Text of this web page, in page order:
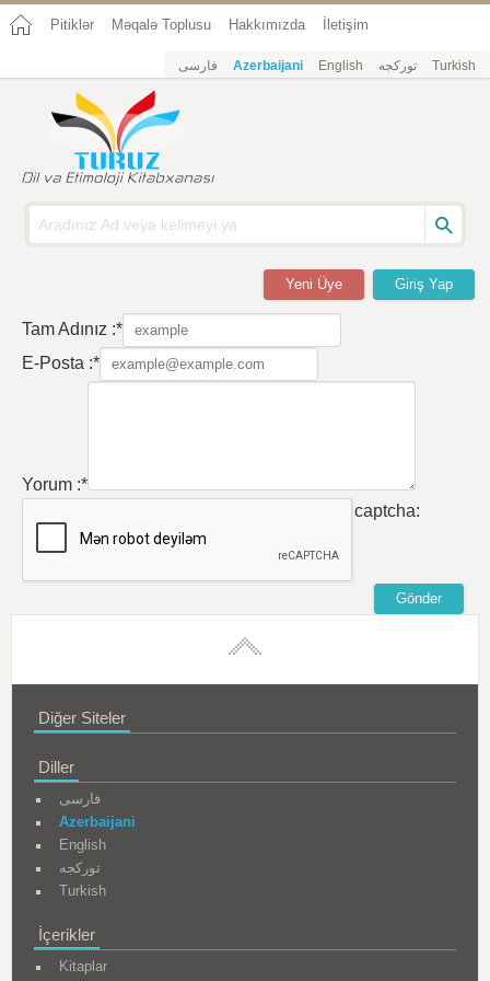
Pitiklər Məqalə Toplusu Hakkımızda İletişim
فارسی Azerbaijani English تورکجه Turkish
Giriş Yap
Yeni Üye
Tam Adınız :*
E-Posta :*
Yorum :*
captcha:
Diğer Siteler
Diller
فارسی
Azerbaijani
English
تورکجه
Turkish
İçerikler
Kitaplar